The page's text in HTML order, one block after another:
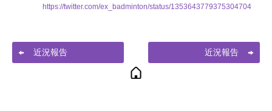
https://twitter.com/ex_badminton/status/1353643779375304704
近況報告 近況報告